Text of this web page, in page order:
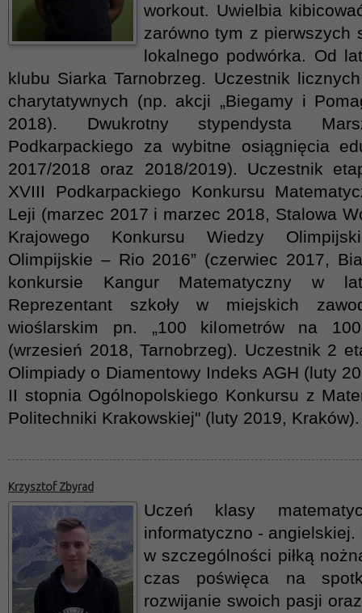
workout. Uwielbia
zarówno tym z pierwszych
lokalnego podwórka. Od
klubu Siarka Tarnobrzeg. Uczestnik
charytatywnych (np. akcji „Biegamy i
2018). Dwukrotny stypendysta
Podkarpackiego za wybitne osiągnięcia
2017/2018 oraz 2018/2019). Uczestnik
XVIII Podkarpackiego Konkursu
Leji (marzec 2017 i marzec 2018, Stalowa
Krajowego Konkursu Wiedzy
Olimpijskie – Rio 2016” (czerwiec 2017,
konkursie Kangur Matematyczny w
Reprezentant szkoły w miejskich
wioślarskim pn. „100 kilometrów na
(wrzesień 2018, Tarnobrzeg). Uczestnik 2
Olimpiady o Diamentowy Indeks AGH (luty
II stopnia Ogólnopolskiego Konkursu z
Politechniki Krakowskiej" (luty 2019, Kraków).
Krzysztof Zbyrad
Uczeń klasy
informatyczno -
w szczególności piłką
czas poświęca na
rozwijanie swoich pasji